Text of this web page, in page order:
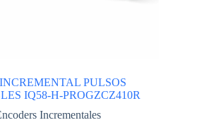
PULSOS
IQ58-H-PROGZCZ410R
Incrementales